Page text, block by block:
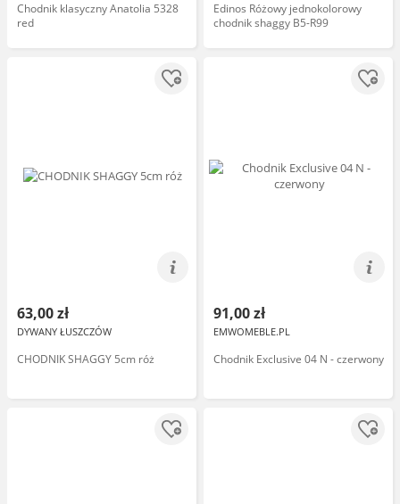
Chodnik klasyczny Anatolia 5328
red
Edinos Różowy jednokolorowy
chodnik shaggy B5-R99
63,00 zł
DYWANY ŁUSZCZÓW
CHODNIK SHAGGY 5cm róż
91,00 zł
EMWOMEBLE.PL
Chodnik Exclusive 04 N - czerwony